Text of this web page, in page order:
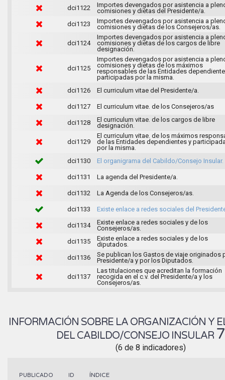
dci1122
Importes devengados por asistencia a
comisiones y dietas del Presidente/a.
dci1123
Importes devengados por asistencia a
comisiones y dietas de los Consejeros/as.
dci1124
Importes devengados por asistencia a
comisiones y dietas de los cargos de libre
designación.
dci1125
Importes devengados por asistencia a
comisiones y dietas de los máximos
responsables de las Entidades
participadas por la misma.
dci1126
El curriculum vitae del Presidente/a.
dci1127 El curriculum vitae. de los Consejeros/as
dci1128
El curriculum vitae. de los cargos de libre
designación.
dci1129
El curriculum vitae. de los máximos
de las Entidades dependientes y
por la misma.
dci1130
El organigrama del Cabildo/Consejo Insular.
dci1131 La agenda del Presidente/a.
dci1132 La Agenda de los Consejeros/as.
dci1133 Existe enlace a redes sociales del
dci1134
Existe enlace a redes sociales y de los
Consejeros/as.
dci1135
Existe enlace a redes sociales y de los
diputados.
dci1136
Se publican los Gastos de viaje originados
Presidente/a y por los Diputados.
dci1137
Las titulaciones que acreditan la formación
recogida en el c.v. del Presidente/a y los
Consejeros/as.
INFORMACIÓN SOBRE LA ORGANIZACIÓN Y
DEL CABILDO/CONSEJO INSULAR
(6 de 8 indicadores)
PUBLICADO ID ÍNDICE